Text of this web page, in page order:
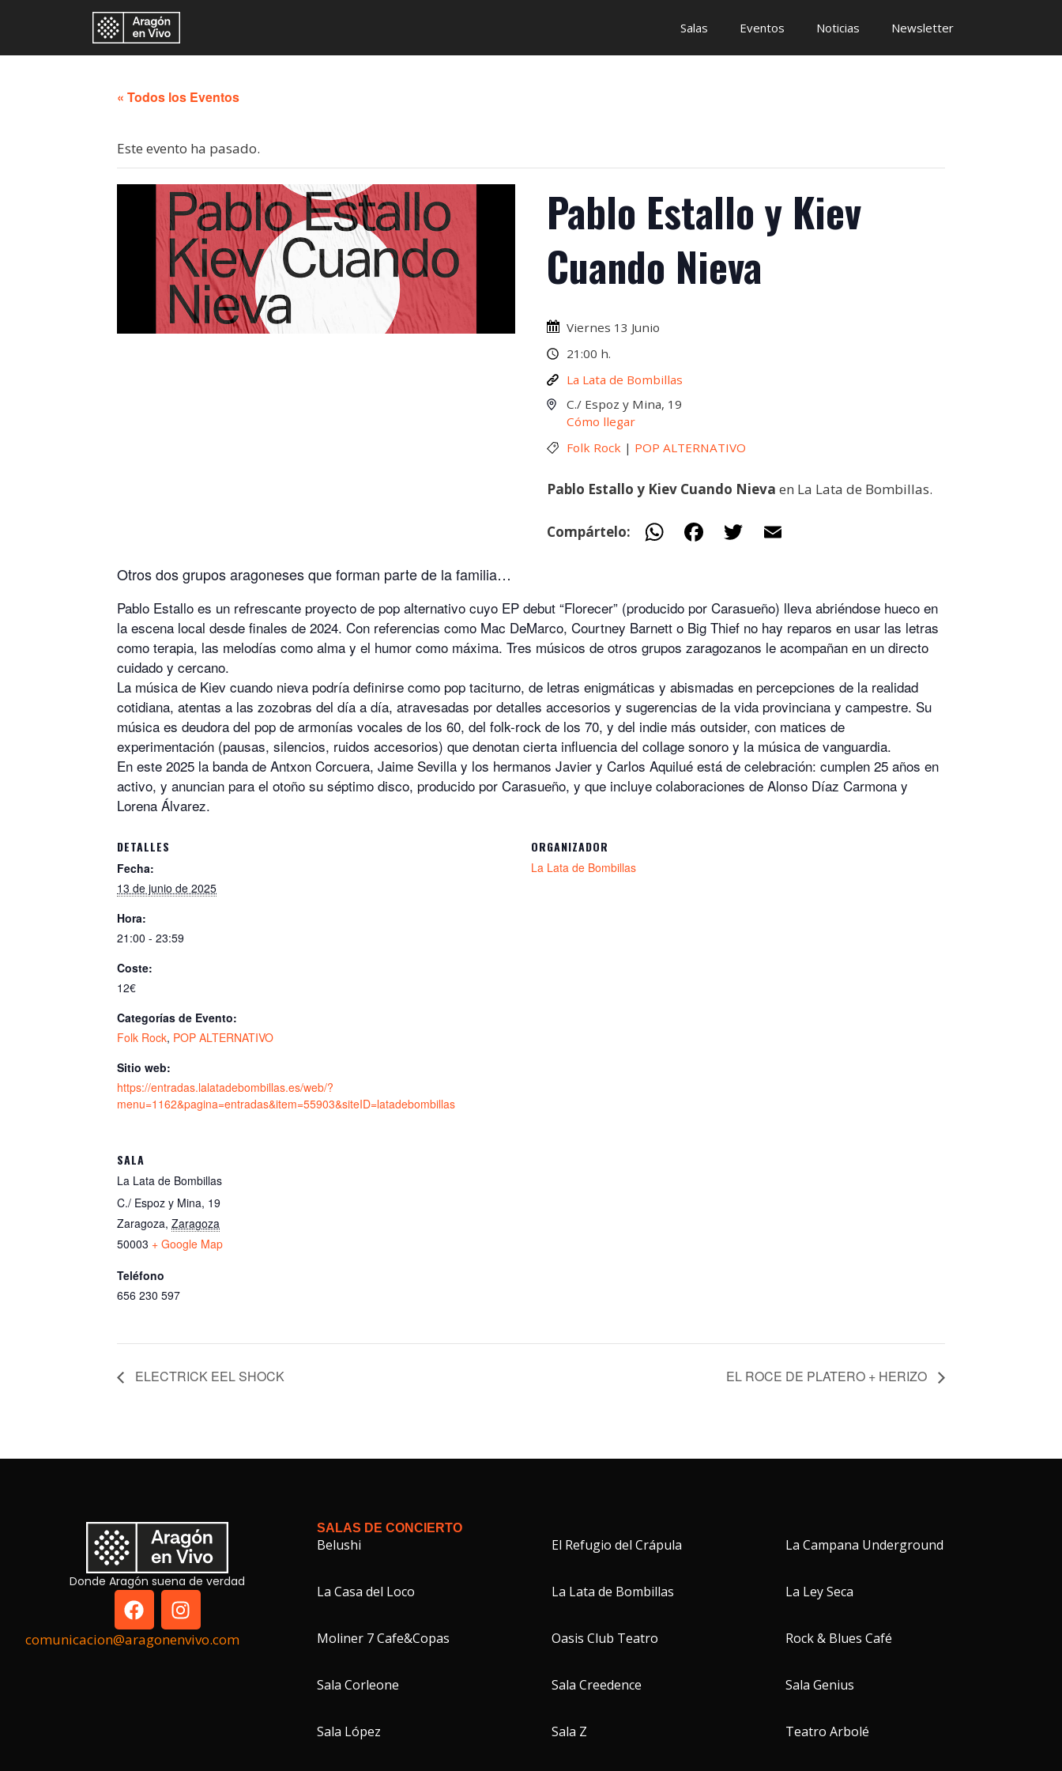
Salas Eventos Noticias Newsletter
« Todos los Eventos
Este evento ha pasado.
Pablo Estallo y Kiev
Cuando Nieva
Viernes 13 Junio
21:00 h.
La Lata de Bombillas
C./ Espoz y Mina, 19
Cómo llegar
Folk Rock | POP ALTERNATIVO
Pablo Estallo y Kiev Cuando Nieva en La Lata de Bombillas.
Compártelo: W
s
A
p
p
b
o
o
k
er l
Otros dos grupos aragoneses que forman parte de la familia…
Pablo Estallo es un refrescante proyecto de pop alternativo cuyo EP debut “Florecer” (producido por Carasueño) lleva abriéndose hueco en
la escena local desde finales de 2024. Con referencias como Mac DeMarco, Courtney Barnett o Big Thief no hay reparos en usar las letras
como terapia, las melodías como alma y el humor como máxima. Tres músicos de otros grupos zaragozanos le acompañan en un directo
cuidado y cercano.
La música de Kiev cuando nieva podría definirse como pop taciturno, de letras enigmáticas y abismadas en percepciones de la realidad
cotidiana, atentas a las zozobras del día a día, atravesadas por detalles accesorios y sugerencias de la vida provinciana y campestre. Su
música es deudora del pop de armonías vocales de los 60, del folk-rock de los 70, y del indie más outsider, con matices de
experimentación (pausas, silencios, ruidos accesorios) que denotan cierta influencia del collage sonoro y la música de vanguardia.
En este 2025 la banda de Antxon Corcuera, Jaime Sevilla y los hermanos Javier y Carlos Aquilué está de celebración: cumplen 25 años en
activo, y anuncian para el otoño su séptimo disco, producido por Carasueño, y que incluye colaboraciones de Alonso Díaz Carmona y
Lorena Álvarez.
DETALLES
Fecha:
13 de junio de 2025
Hora:
21:00 - 23:59
Coste:
12€
Categorías de Evento:
Folk Rock, POP ALTERNATIVO
Sitio web:
https://entradas.lalatadebombillas.es/web/?
menu=1162&pagina=entradas&item=55903&siteID=latadebombillas
ORGANIZADOR
La Lata de Bombillas
SALA
La Lata de Bombillas
C./ Espoz y Mina, 19
Zaragoza, Zaragoza
50003 + Google Map
Teléfono
656 230 597
ELECTRICK EEL SHOCK EL ROCE DE PLATERO + HERIZO
Donde Aragón suena de verdad
comunicacion@aragonenvivo.com
SALAS DE CONCIERTO
Belushi El Refugio del Crápula La Campana Underground
La Casa del Loco La Lata de Bombillas La Ley Seca
Moliner 7 Cafe&Copas Oasis Club Teatro Rock & Blues Café
Sala Corleone Sala Creedence Sala Genius
Sala López Sala Z Teatro Arbolé